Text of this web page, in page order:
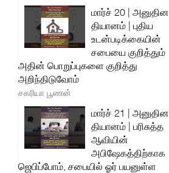
மார்ச் 20 | அனுதின
தியானம் | புதிய
உடன்படிக்கையின்
சபையை குறித்தும்
அதின் பொறுப்புகளை குறித்து
அறிந்திடுவோம்
சகரியா பூணன்
மார்ச் 21 | அனுதின
தியானம் | பரிசுத்த
ஆவியின்
அபிஷேகத்திற்காக
ஜெபிப்போம், சபையில் ஓர் பயனுள்ள